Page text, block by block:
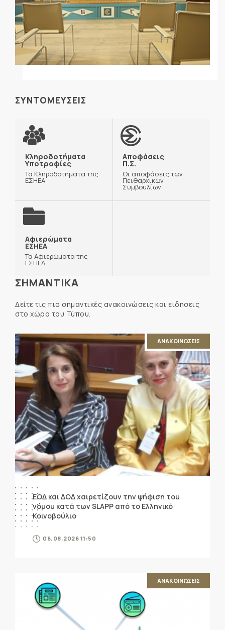
ΣΥΝΤΟΜΕΥΣΕΙΣ
Κληροδοτήματα
Υποτροφίες
Τα Κληροδοτήματα της
ΕΣΗΕΑ
Αποφάσεις
Π.Σ.
Οι αποφάσεις των
Πειθαρχικών
Συμβουλίων
Αφιερώματα
ΕΣΗΕΑ
Τα Αφιερώματα της
ΕΣΗΕΑ
ΣΗΜΑΝΤΙΚΑ
Δείτε τις πιο σημαντικές ανακοινώσεις και ειδήσεις
στο χώρο του Τύπου.
ΑΝΑΚΟΙΝΩΣΕΙΣ
ΕΟΔ και ΔΟΔ χαιρετίζουν την ψήφιση του
νόμου κατά των SLAPP από το Ελληνικό
Κοινοβούλιο
06.08.2026 11:50
ΑΝΑΚΟΙΝΩΣΕΙΣ